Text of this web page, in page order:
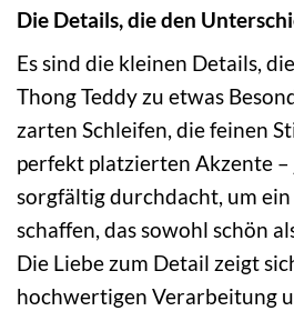
Die Details, die den
Es sind die kleinen Details,
Thong Teddy zu etwas
zarten Schleifen, die feinen
perfekt platzierten Akzente
sorgfältig durchdacht, um ein
schaffen, das sowohl schön
Die Liebe zum Detail zeigt
hochwertigen Verarbeitung